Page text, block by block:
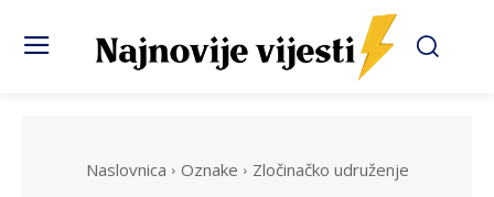
Naslovnica Oznake Zločinačko udruženje